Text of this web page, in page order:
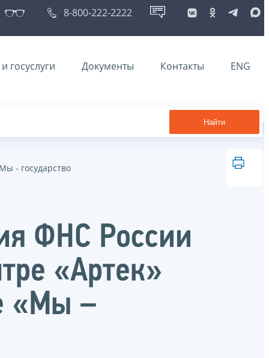
8-800-222-2222
госуслуги Документы Контакты ENG
Найти
- государство
ФНС России
«Артек»
«Мы –